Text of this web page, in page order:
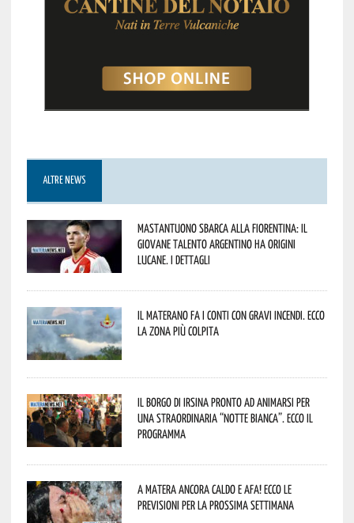
ALTRE NEWS
Mastantuono sbarca alla Fiorentina: il
giovane talento argentino ha origini
lucane. I dettagli
Il materano fa i conti con gravi incendi. Ecco
la zona più colpita
Il borgo di Irsina pronto ad animarsi per
una straordinaria “Notte Bianca”. Ecco il
programma
A Matera ancora caldo e afa! Ecco le
previsioni per la prossima settimana